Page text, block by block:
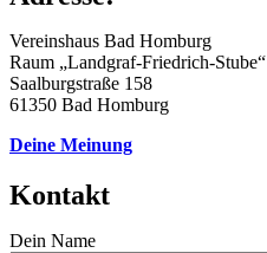
Vereinshaus Bad Homburg
Raum „Landgraf-Friedrich-Stube“
Saalburgstraße 158
61350 Bad Homburg
Deine Meinung
Kontakt
Dein Name